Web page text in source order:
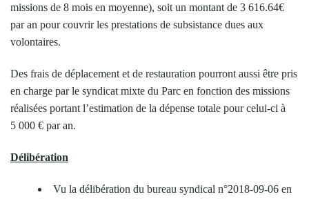
missions de 8 mois en moyenne), soit un montant de 3 616.64€
par an pour couvrir les prestations de subsistance dues aux
volontaires.
Des frais de déplacement et de restauration pourront aussi être pris
en charge par le syndicat mixte du Parc en fonction des missions
réalisées portant l’estimation de la dépense totale pour celui-ci à
5 000 € par an.
Délibération
Vu la délibération du bureau syndical n°2018-09-06 en